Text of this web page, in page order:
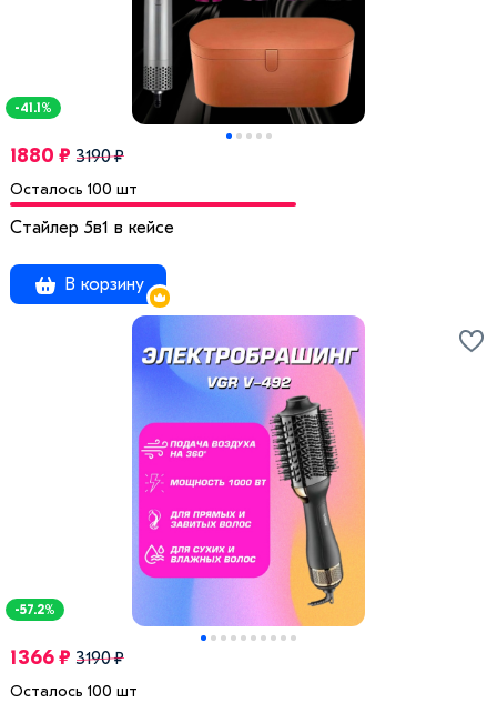
-41.1%
1880 ₽ 3190 ₽
Осталось 100 шт
Стайлер 5в1 в кейсе
В корзину
-57.2%
1366 ₽ 3190 ₽
Осталось 100 шт